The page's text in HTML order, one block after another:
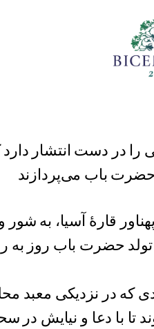
در دست انتشار دارد
باب می‌پردازند
قارهٔ آسیا، به
تولد حضرت باب روز به
که در نزدیکی معبد
با دعا و نیایش در